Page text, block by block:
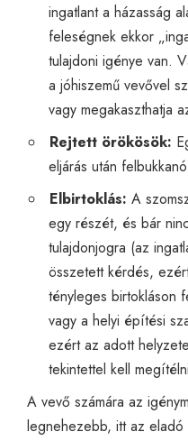
ingatlant a házasság
feleségnek ekkor
tulajdoni igénye van.
a jóhiszemű vevővel
vagy megakaszthatja
Rejtett örökösök:
eljárás után
Elbirtoklás: A
egy részét, és bár
tulajdonjogra (az
összetett kérdés,
tényleges birtokláson
vagy a helyi építési
ezért az adott
tekintettel kell
A vevő számára az
legnehezebb, itt az eladó